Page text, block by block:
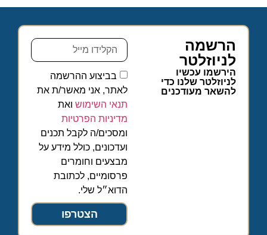
הרשמה
לניוזלטר
הירשמו עכשיו
לניוזלטר שלנו כדי
להשאר מעודכנים
בביצוע ההרשמה
לאתר, אני מאשר/ת את
תנאי השימוש ואת
מדיניות הפרטיות
ומסכים/ה לקבל תכנים
ועדכונים, כולל מידע על
מבצעים וחומרים
פרסומיים, לכתובת
הדוא״ל שלי.
הצטרפו